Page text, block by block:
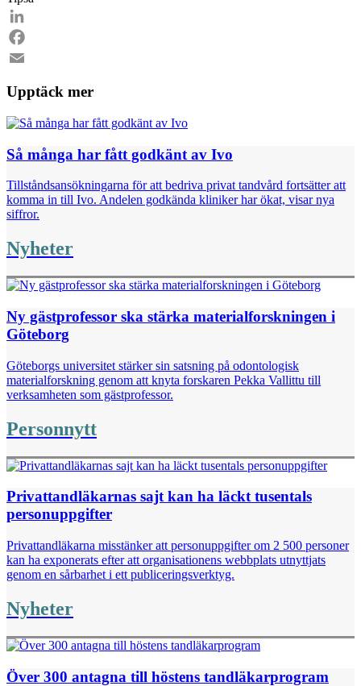
Email
LinkedIn
Facebook
Upptäck mer
Så många har fått godkänt av Ivo
Tillståndsansökningarna för att bedriva privat tandvård fortsätter att
komma in till Ivo. Andelen godkända kliniker har ökat, visar nya
siffror.
Nyheter
Ny gästprofessor ska stärka materialforskningen i
Göteborg
Göteborgs universitet stärker sin satsning på odontologisk
materialforskning genom att knyta forskaren Pekka Vallittu till
verksamheten som gästprofessor.
Personnytt
Privattandläkarnas sajt kan ha läckt tusentals
personuppgifter
Privattandläkarna misstänker att personuppgifter om 2 500 personer
kan ha exponerats efter att organisationens webbplats utnyttjats
genom en sårbarhet i ett publiceringsverktyg.
Nyheter
Över 300 antagna till höstens tandläkarprogram